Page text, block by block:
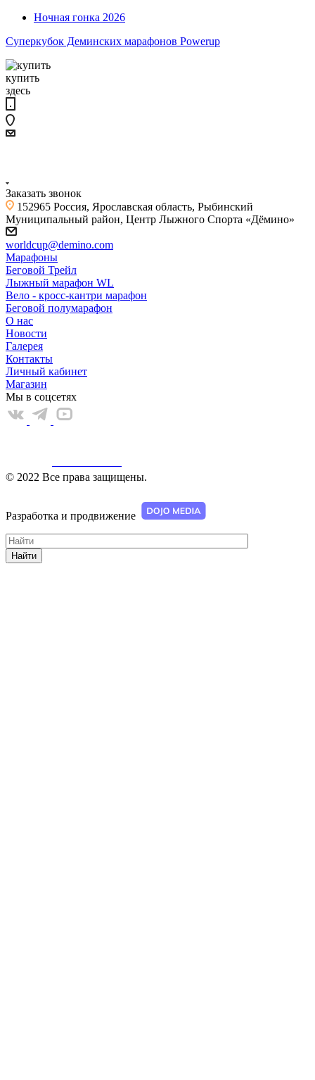
Ночная гонка 2026
Суперкубок Деминских марафонов Powerup
купить
здесь
Заказать звонок
152965 Россия, Ярославская область, Рыбинский
Муниципальный район, Центр Лыжного Спорта «Дёмино»
worldcup@demino.com
Марафоны
Беговой Трейл
Лыжный марафон WL
Вело - кросс-кантри марафон
Беговой полумарафон
О нас
Новости
Галерея
Контакты
Личный кабинет
Магазин
Мы в соцсетях
© 2022 Все права защищены.
Разработка и продвижение
Найти